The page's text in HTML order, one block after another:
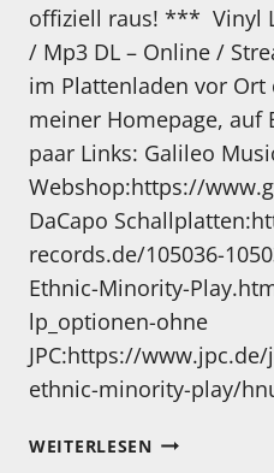
offiziell raus! *** Vinyl
/ Mp3 DL – Online /
im Plattenladen vor
meiner Homepage, auf
paar Links: Galileo
Webshop:https://
DaCapo
records.de/105036-
Ethnic-Minority-
lp_optionen-ohne
JPC:https://
ethnic-minority-play/
WEITERLESENNEUE